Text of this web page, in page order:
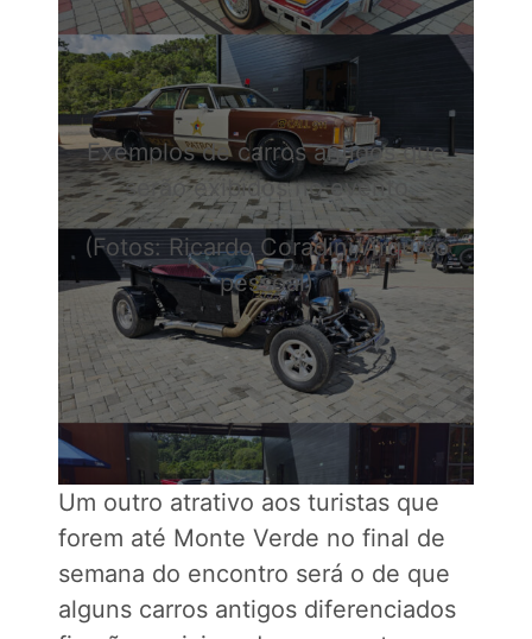
Exemplos de carros antigos que
serão exibidos no evento
(Fotos: Ricardo Coradini/Arquivo
pessoal)
Um outro atrativo aos turistas que
forem até Monte Verde no final de
semana do encontro será o de que
alguns carros antigos diferenciados